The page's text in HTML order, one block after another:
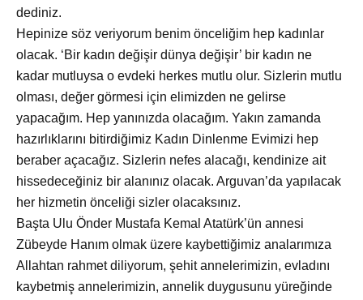
dediniz.
Hepinize söz veriyorum benim önceliğim hep kadınlar
olacak. ‘Bir kadın değişir dünya değişir’ bir kadın ne
kadar mutluysa o evdeki herkes mutlu olur. Sizlerin mutlu
olması, değer görmesi için elimizden ne gelirse
yapacağım. Hep yanınızda olacağım. Yakın zamanda
hazırlıklarını bitirdiğimiz Kadın Dinlenme Evimizi hep
beraber açacağız. Sizlerin nefes alacağı, kendinize ait
hissedeceğiniz bir alanınız olacak. Arguvan’da yapılacak
her hizmetin önceliği sizler olacaksınız.
Başta Ulu Önder Mustafa Kemal Atatürk’ün annesi
Zübeyde Hanım olmak üzere kaybettiğimiz analarımıza
Allahtan rahmet diliyorum, şehit annelerimizin, evladını
kaybetmiş annelerimizin, annelik duygusunu yüreğinde